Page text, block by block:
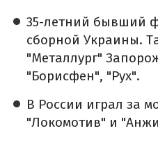
35-летний бывший
сборной Украины.
"Металлург"
"Борисфен", "Рух".
В России играл за
"Локомотив" и